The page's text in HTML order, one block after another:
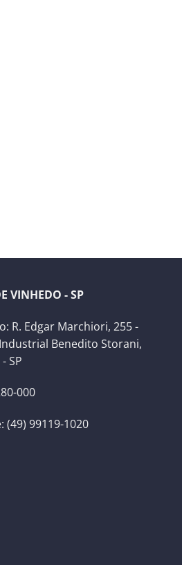
VINHEDO - SP
R. Edgar Marchiori, 255 -
Benedito Storani,
SP
000
(49) 99119-1020